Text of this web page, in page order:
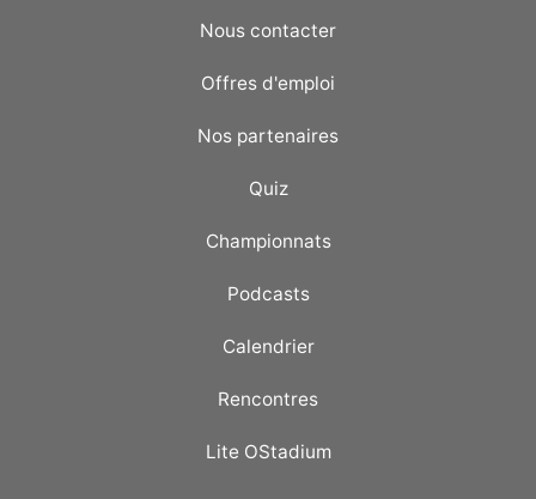
Nous contacter
Offres d'emploi
Nos partenaires
Quiz
Championnats
Podcasts
Calendrier
Rencontres
Lite OStadium